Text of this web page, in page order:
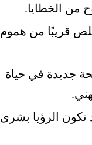
من الخطايا.
قريبًا من هموم
جديدة في حياة
تكون الرؤيا بشرى